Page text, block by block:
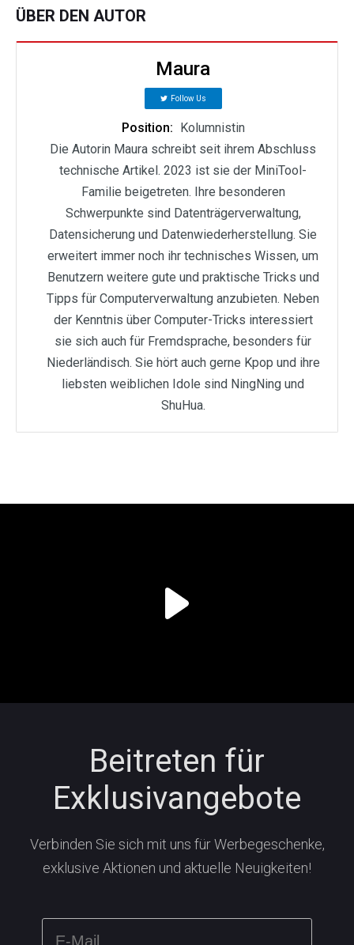
ÜBER DEN AUTOR
Maura
Follow Us
Position:
Kolumnistin
Die Autorin Maura schreibt seit ihrem Abschluss
technische Artikel. 2023 ist sie der MiniTool-
Familie beigetreten. Ihre besonderen
Schwerpunkte sind Datenträgerverwaltung,
Datensicherung und Datenwiederherstellung. Sie
erweitert immer noch ihr technisches Wissen, um
Benutzern weitere gute und praktische Tricks und
Tipps für Computerverwaltung anzubieten. Neben
der Kenntnis über Computer-Tricks interessiert
sie sich auch für Fremdsprache, besonders für
Niederländisch. Sie hört auch gerne Kpop und ihre
liebsten weiblichen Idole sind NingNing und
ShuHua.
Beitreten für
Exklusivangebote
Verbinden Sie sich mit uns für Werbegeschenke,
exklusive Aktionen und aktuelle Neuigkeiten!